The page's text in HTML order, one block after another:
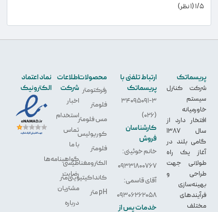
1/5(1 نظر)
پریسماتک
شرکت کنترل
سیستم
خاورمیانه
افتخار دارد از
سال 1387
گامی بلند در
آغاز یک راه
طولانی جهت
طراحی و
بهینه‌سازی
فرآیندهای
مختلف
ارتباط تلفنی با
پریسماتک
34095091-3
(026)
کارشناسان
فروش
خانم خوئینی:
09331800767
آقای قاسمی:
09306262058
خدمات پس از
محصولات
رفرکتومتر
فلومتر
مس فلومتر
کوریولیس
فلومتر
الکترو‌مغناطیسی
کانداکیتیویتی‌متر
pH متر
اطلاعات
شرکت
اخبار
استخدام
تماس
با ما
گواهینامه‌ها
رضایت
مشتریان
درباره
نماد اعتماد
الکترونیک